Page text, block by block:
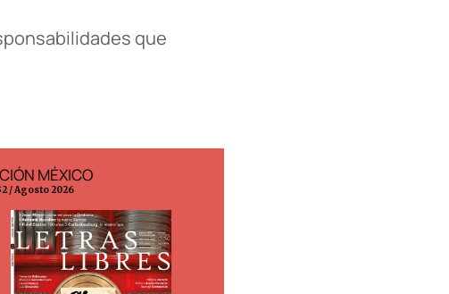
que
MÉXICO
/ Agosto 2026